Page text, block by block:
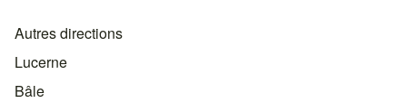
Autres directions
Lucerne
Bâle